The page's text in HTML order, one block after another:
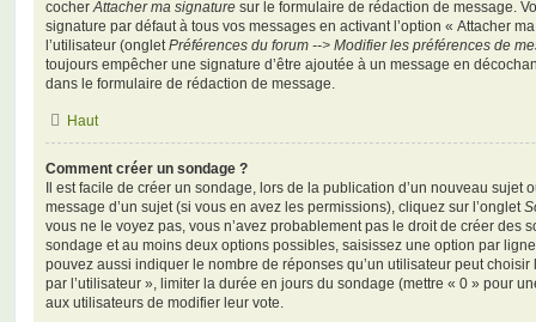
cocherAttacher ma signature sur le formulaire de rédaction de message.
signature par défaut à tous vos messages en activant l’option « Attacher
l’utilisateur (ongletPréférences du forum --> Modifier les préférences de
toujours empêcher une signature d’être ajoutée à un message en
dans le formulaire de rédaction de message.
Haut
Comment créer un sondage ?
Il est facile de créer un sondage, lors de la publication d’un nouveau sujet
message d’un sujet (si vous en avez les permissions), cliquez sur l’onglet
vous ne le voyez pas, vous n’avez probablement pas le droit de créer des
sondage et au moins deux options possibles, saisissez une option par
pouvez aussi indiquer le nombre de réponses qu’un utilisateur peut
par l’utilisateur », limiter la durée en jours du sondage (mettre « 0 » pour
aux utilisateurs de modifier leur vote.